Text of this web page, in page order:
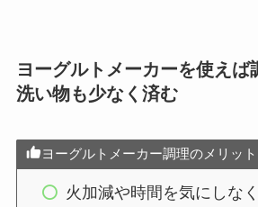
ヨーグルトメーカーを使えば
洗い物も少なく済む
ヨーグルトメーカー調理のメリット
火加減や時間を気にしな